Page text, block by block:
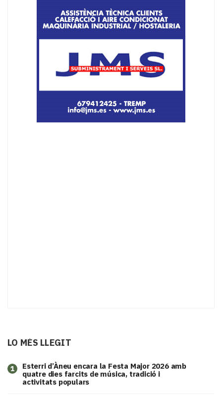
LO MÉS LLEGIT
1
Esterri d’Àneu encara la Festa Major 2026 amb
quatre dies farcits de música, tradició i
activitats populars